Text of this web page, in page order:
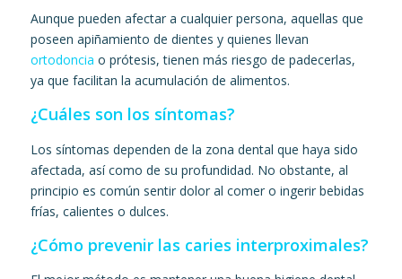
Aunque pueden afectar a cualquier persona, aquellas que
poseen apiñamiento de dientes y quienes llevan
ortodoncia o prótesis, tienen más riesgo de padecerlas,
ya que facilitan la acumulación de alimentos.
¿Cuáles son los síntomas?
Los síntomas dependen de la zona dental que haya sido
afectada, así como de su profundidad. No obstante, al
principio es común sentir dolor al comer o ingerir bebidas
frías, calientes o dulces.
¿Cómo prevenir las caries interproximales?